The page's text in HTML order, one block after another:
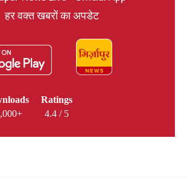
हर वक्त खबरों का अपडेट
Ratings
4.4 / 5